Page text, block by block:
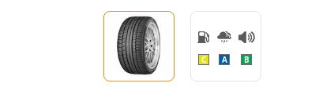
C A B